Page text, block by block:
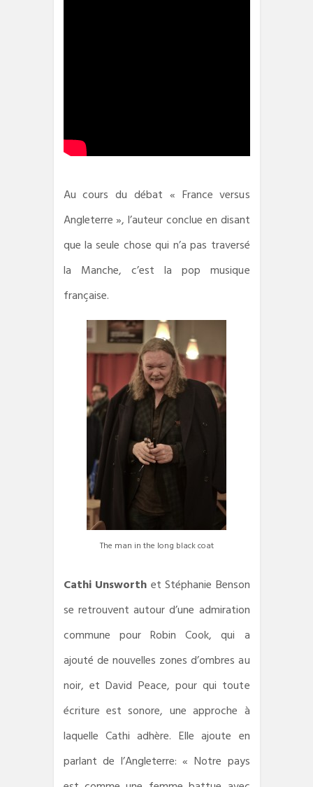
Au cours du débat « France versus
Angleterre », l’auteur conclue en disant
que la seule chose qui n’a pas traversé
la Manche, c’est la pop musique
française.
The man in the long black coat
Cathi Unsworth et Stéphanie Benson
se retrouvent autour d’une admiration
commune pour Robin Cook, qui a
ajouté de nouvelles zones d’ombres au
noir, et David Peace, pour qui toute
écriture est sonore, une approche à
laquelle Cathi adhère. Elle ajoute en
parlant de l’Angleterre: « Notre pays